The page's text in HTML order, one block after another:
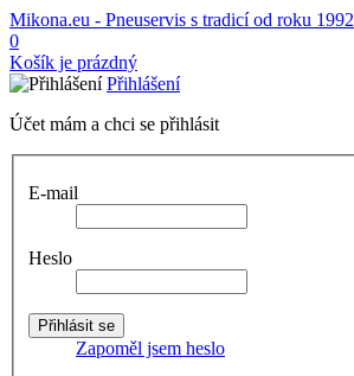
Mikona.eu - Pneuservis s tradicí od roku 1992
0
Košík je prázdný
Přihlášení
Účet mám a chci se přihlásit
E-mail
Heslo
Zapoměl jsem heslo